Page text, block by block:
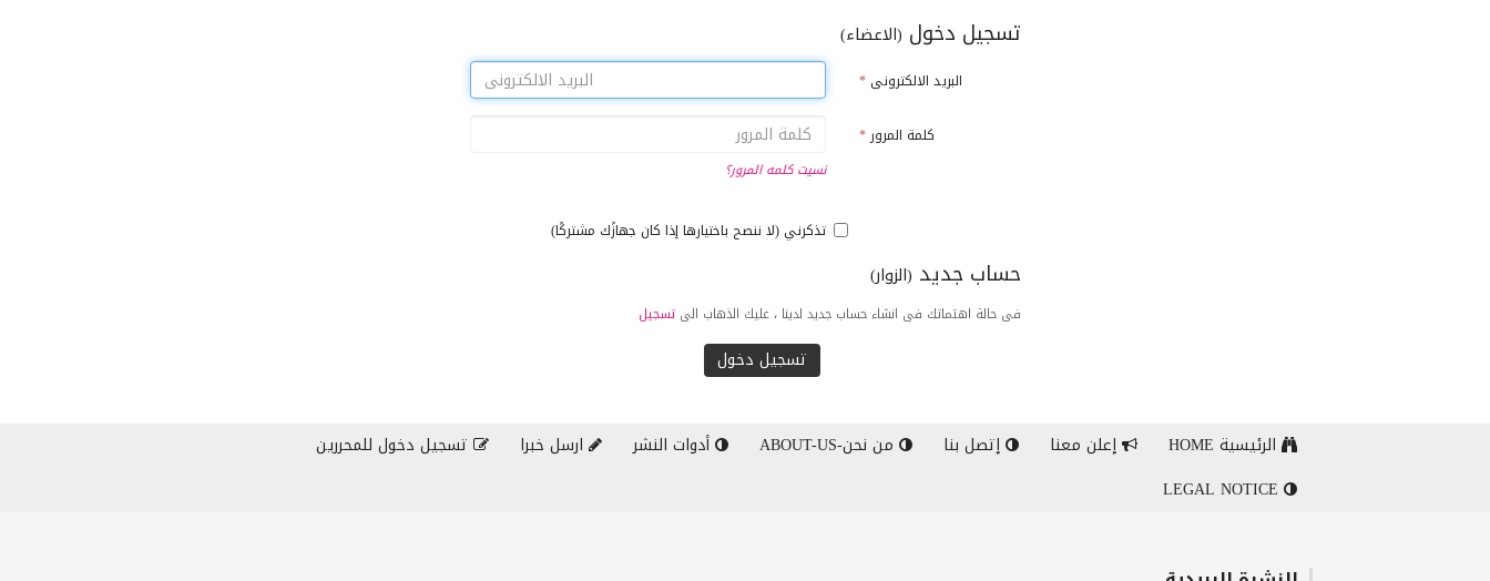
تسجيل دخول (الاعضاء)
البريد الالكترونى *
كلمة المرور *
نسيت كلمه المرور؟
تذكرني (لا ننصح باختيارها إذا كان جهازًك مشتركًا)
حساب جديد (الزوار)
فى حالة اهتماتك فى انشاء حساب جديد لدينا ، عليك الذهاب الىتسجيل
الرئيسية HOME إعلن معنا إتصل بنا من نحن-ABOUT-US أدوات النشر ارسل خبرا
تسجيل دخول للمحررين